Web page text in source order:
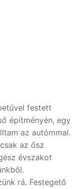
festett
építményén, egy
az autómmal.
az ősz
évszakot
rá. Festegető